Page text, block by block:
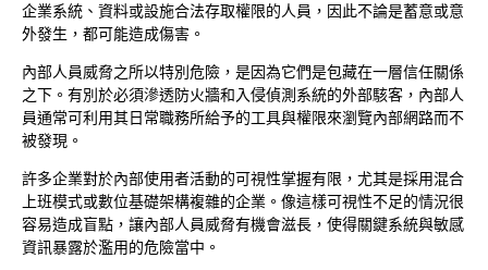
企業系統、資料或設施合法存取權限的人員，因此不論是蓄意或意
外發生，都可能造成傷害。
內部人員威脅之所以特別危險，是因為它們是包藏在一層信任關係
之下。有別於必須滲透防火牆和入侵偵測系統的外部駭客，內部人
員通常可利用其日常職務所給予的工具與權限來瀏覽內部網路而不
被發現。
許多企業對於內部使用者活動的可視性掌握有限，尤其是採用混合
上班模式或數位基礎架構複雜的企業。像這樣可視性不足的情況很
容易造成盲點，讓內部人員威脅有機會滋長，使得關鍵系統與敏感
資訊暴露於濫用的危險當中。